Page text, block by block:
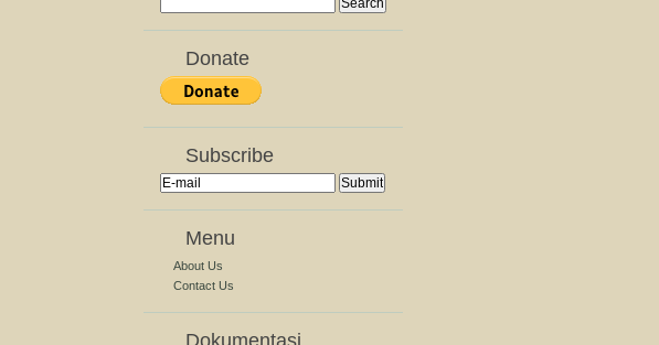
Donate
Subscribe
Menu
About Us
Contact Us
Dokumentasi